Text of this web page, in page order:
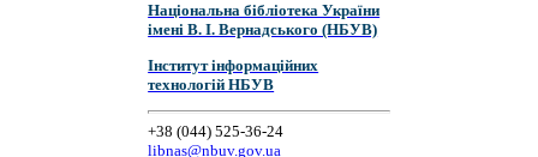
Національна бібліотека України
імені В. І. Вернадського (НБУВ)
Інститут інформаційних
технологій НБУВ
+38 (044) 525-36-24
libnas@nbuv.gov.ua